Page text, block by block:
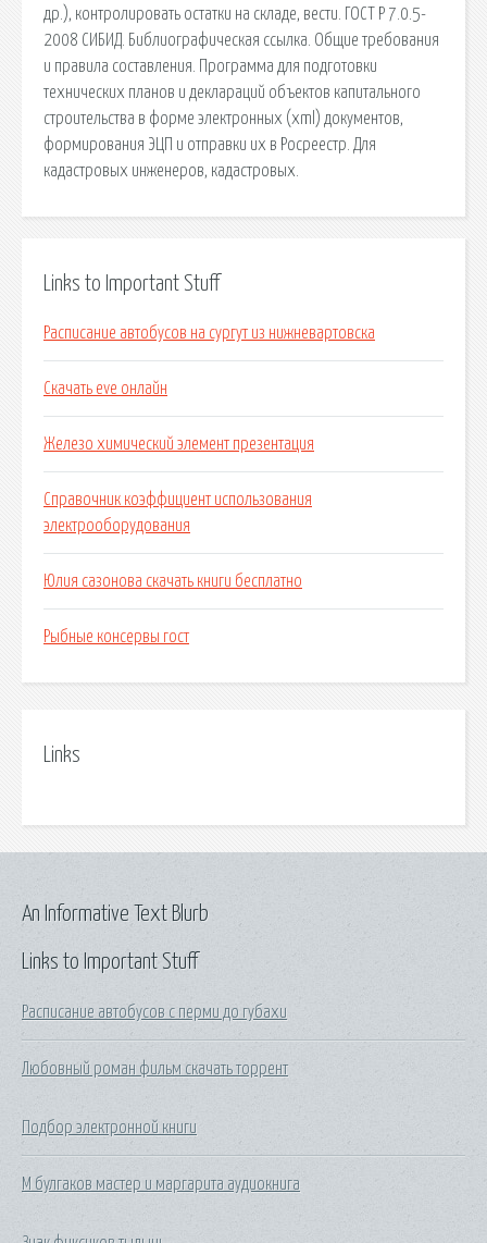
др.), контролировать остатки на складе, вести. ГОСТ Р 7.0.5-
2008 СИБИД. Библиографическая ссылка. Общие требования
и правила составления. Программа для подготовки
технических планов и деклараций объектов капитального
строительства в форме электронных (xml) документов,
формирования ЭЦП и отправки их в Росреестр. Для
кадастровых инженеров, кадастровых.
Links to Important Stuff
Расписание автобусов на сургут из нижневартовска
Скачать eve онлайн
Железо химический элемент презентация
Справочник коэффициент использования
электрооборудования
Юлия сазонова скачать книги бесплатно
Рыбные консервы гост
Links
Links to Important Stuff
Расписание автобусов с перми до губахи
Любовный роман фильм скачать торрент
Подбор электронной книги
М булгаков мастер и маргарита аудиокнига
An Informative Text Blurb